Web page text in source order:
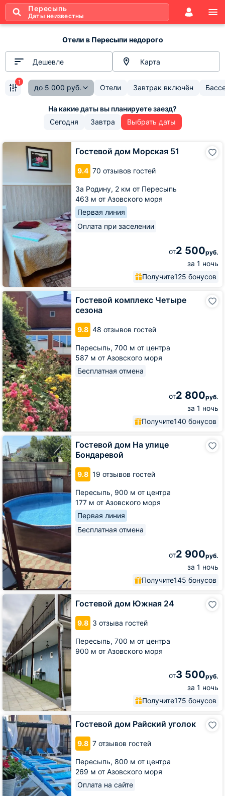
Пересыпь
Даты неизвестны
Отели в Пересыпи недорого
Дешевле Карта
до 5 000 руб. Отели Завтрак включён
1
Сегодня Завтра Выбрать даты
Гостевой дом Морская 51
9.4 70 отзывов гостей
За Родину, 2 км от Пересыпь
463 м от Азовского моря
Первая линия
Оплата при заселении
от2 500руб.
за 1 ночь
Получите125 бонусов
Гостевой
Морская
Гостевой комплекс Четыре
сезона
9.8 48 отзывов гостей
Пересыпь, 700 м от центра
587 м от Азовского моря
Бесплатная отмена
от2 800руб.
за 1 ночь
Получите140 бонусов
Гостевой
комплекс
Четыре
сезона
Гостевой дом На улице
Бондаревой
9.8 19 отзывов гостей
Пересыпь, 900 м от центра
177 м от Азовского моря
Первая линия
Бесплатная отмена
от2 900руб.
за 1 ночь
Получите145 бонусов
Гостевой
дом
На
улице
Бондаревой
Гостевой дом Южная 24
9.8 3 отзыва гостей
Пересыпь, 700 м от центра
900 м от Азовского моря
от3 500руб.
за 1 ночь
Получите175 бонусов
Гостевой
дом
Южная
Гостевой дом Райский уголок
9.8 7 отзывов гостей
Пересыпь, 800 м от центра
269 м от Азовского моря
Оплата на сайте
Гостевой
дом
Райский
уголок